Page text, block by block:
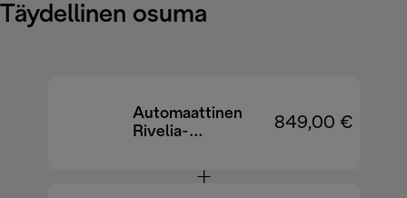
Täydellinen osuma
Automaattinen
Rivelia-
EXAM440.55.W
849,00 €